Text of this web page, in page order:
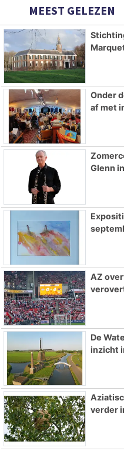
MEEST GELEZEN
Onder
af met
Glenn
AZ
De
inzicht
verder